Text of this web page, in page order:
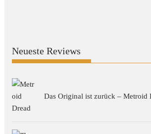
Neueste Reviews
Das Original ist zurück – Metroid